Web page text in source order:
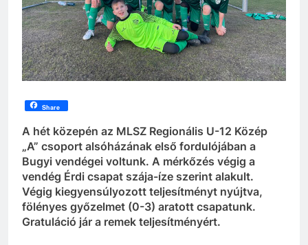
Share
A hét közepén az MLSZ Regionális U-12 Közép
„A” csoport alsóházának első fordulójában a
Bugyi vendégei voltunk. A mérkőzés végig a
vendég Érdi csapat szája-íze szerint alakult.
Végig kiegyensúlyozott teljesítményt nyújtva,
fölényes győzelmet (0-3) aratott csapatunk.
Gratuláció jár a remek teljesítményért.